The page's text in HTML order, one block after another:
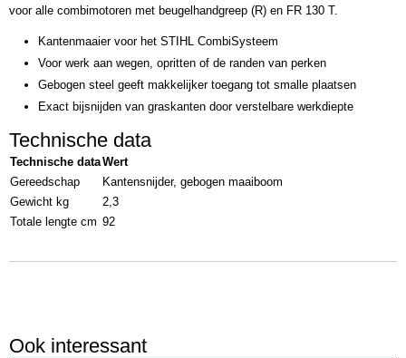
voor alle combimotoren met beugelhandgreep (R) en FR 130 T.
Kantenmaaier voor het STIHL CombiSysteem
Voor werk aan wegen, opritten of de randen van perken
Gebogen steel geeft makkelijker toegang tot smalle plaatsen
Exact bijsnijden van graskanten door verstelbare werkdiepte
Technische data
Technische dataWert
Gereedschap
Kantensnijder, gebogen maaiboom
Gewicht kg
2,3
Totale lengte cm 92
Ook interessant